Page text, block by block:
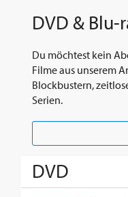
DVD & Blu-
Du möchtest kein
Filme aus unserem
Blockbustern,
Serien.
DVD